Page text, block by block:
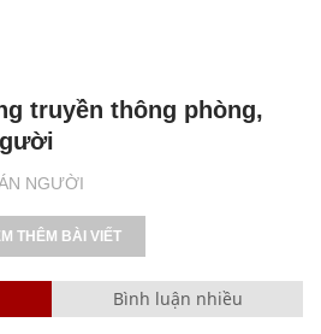
NGƯỜI
truyền thông phòng,
THÊM BÀI VIẾT
Bình luận nhiều